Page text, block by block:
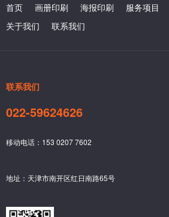
首页 画册印刷 海报印刷 服务项目
关于我们
联系我们
联系我们
022-59624626
移动电话：153 0207 7602
地址：天津市南开区红日南路65号